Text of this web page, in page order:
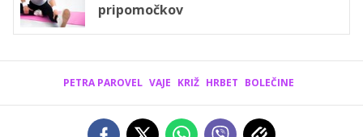
pripomočkov
PETRA PAROVEL VAJE KRIŽ HRBET BOLEČINE